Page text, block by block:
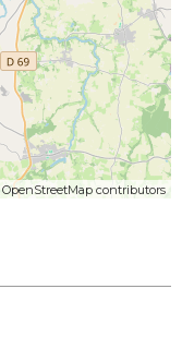
OpenStreetMap contributors